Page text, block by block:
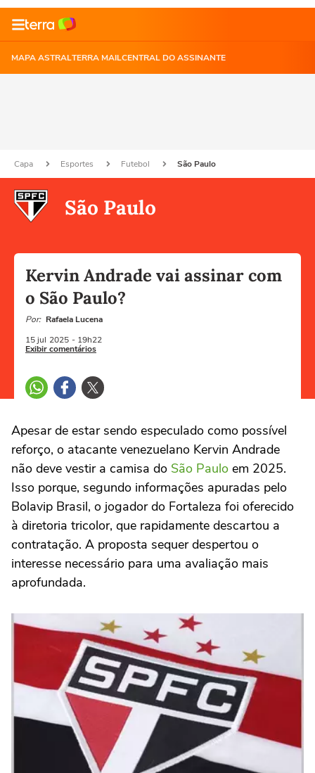
MAPA ASTRALTERRA MAILCENTRAL DO ASSINANTE
Capa Esportes Futebol São Paulo
São Paulo
Kervin Andrade vai assinar com
o São Paulo?
Por: Rafaela Lucena
15 jul 2025 - 19h22
Exibir comentários
Apesar de estar sendo especulado como possível
reforço, o atacante venezuelano Kervin Andrade
não deve vestir a camisa do São Paulo em 2025.
Isso porque, segundo informações apuradas pelo
Bolavip Brasil, o jogador do Fortaleza foi oferecido
à diretoria tricolor, que rapidamente descartou a
contratação. A proposta sequer despertou o
interesse necessário para uma avaliação mais
aprofundada.